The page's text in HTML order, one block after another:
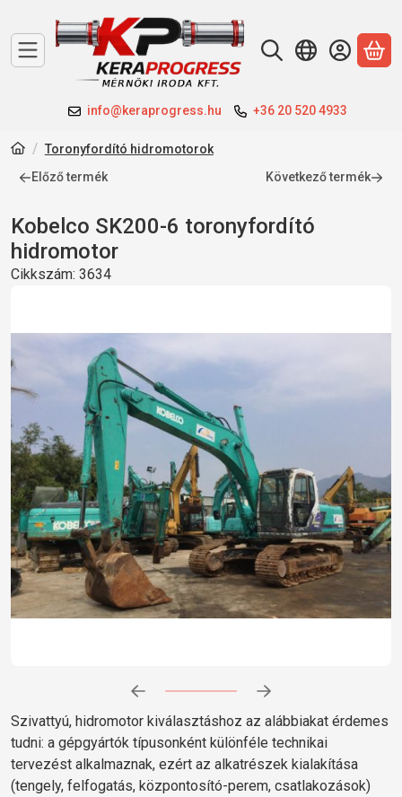
info@keraprogress.hu +36 20 520 4933
A
Toronyfordító hidromotorok
Előző termék
Következő termék
Kobelco SK200-6 toronyfordító
hidromotor
Cikkszám: 3634
Szivattyú, hidromotor kiválasztáshoz az alábbiakat érdemes
tudni: a gépgyártók típusonként különféle technikai
tervezést alkalmaznak, ezért az alkatrészek kialakítása
(tengely, felfogatás, központosító-perem, csatlakozások)